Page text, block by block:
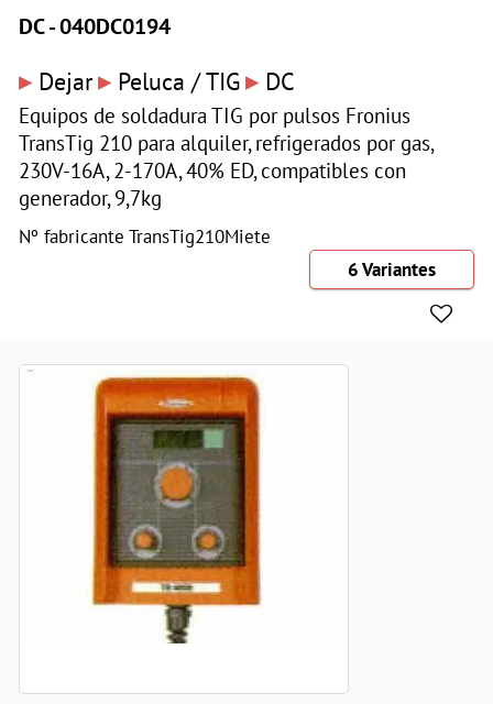
DC - 040DC0194
▸ Dejar▸ Peluca / TIG▸ DC
Equipos de soldadura TIG por pulsos Fronius
TransTig 210 para alquiler, refrigerados por gas,
230V-16A, 2-170A, 40% ED, compatibles con
generador, 9,7kg
Nº fabricante TransTig210Miete
6 Variantes